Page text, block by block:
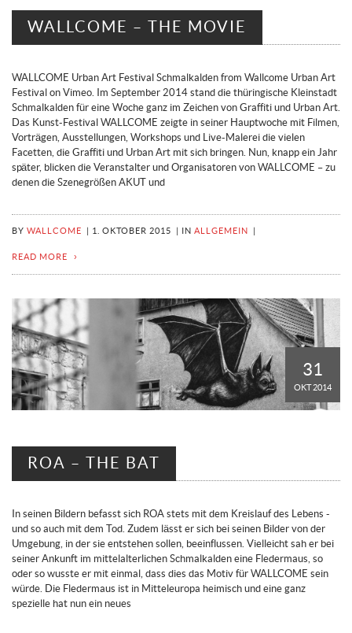
WALLCOME – THE MOVIE
WALLCOME Urban Art Festival Schmalkalden from Wallcome Urban Art
Festival on Vimeo. Im September 2014 stand die thüringische Kleinstadt
Schmalkalden für eine Woche ganz im Zeichen von Graffiti und Urban Art.
Das Kunst-Festival WALLCOME zeigte in seiner Hauptwoche mit Filmen,
Vorträgen, Ausstellungen, Workshops und Live-Malerei die vielen
Facetten, die Graffiti und Urban Art mit sich bringen. Nun, knapp ein Jahr
später, blicken die Veranstalter und Organisatoren von WALLCOME – zu
denen die Szenegrößen AKUT und
BY WALLCOME 1. OKTOBER 2015 IN ALLGEMEIN
READ MORE
31
OKT 2014
ROA – THE BAT
In seinen Bildern befasst sich ROA stets mit dem Kreislauf des Lebens -
und so auch mit dem Tod. Zudem lässt er sich bei seinen Bilder von der
Umgebung, in der sie entstehen sollen, beeinflussen. Vielleicht sah er bei
seiner Ankunft im mittelalterlichen Schmalkalden eine Fledermaus, so
oder so wusste er mit einmal, dass dies das Motiv für WALLCOME sein
würde. Die Fledermaus ist in Mitteleuropa heimisch und eine ganz
spezielle hat nun ein neues